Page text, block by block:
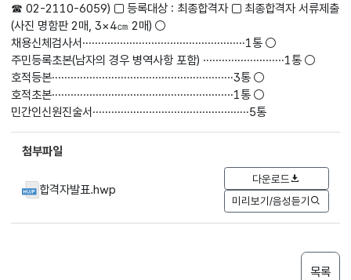
☎ 02-2110-6059) □ 등록대상 : 최종합격자 □ 최종합격자 서류제출
(사진 명함판 2매, 3×4㎝ 2매) ○
채용신체검사서‥‥‥‥‥‥‥‥‥‥‥‥‥‥‥‥‥‥‥‥‥‥‥‥‥‥1통 ○
주민등록초본(남자의 경우 병역사항 포함) ‥‥‥‥‥‥‥‥‥‥‥‥‥1통 ○
호적등본‥‥‥‥‥‥‥‥‥‥‥‥‥‥‥‥‥‥‥‥‥‥‥‥‥‥‥‥‥3통 ○
호적초본‥‥‥‥‥‥‥‥‥‥‥‥‥‥‥‥‥‥‥‥‥‥‥‥‥‥‥‥‥1통 ○
민간인신원진술서‥‥‥‥‥‥‥‥‥‥‥‥‥‥‥‥‥‥‥‥‥‥‥‥‥5통
첨부파일
합격자발표.hwp
다운로드
미리보기/음성듣기
목록